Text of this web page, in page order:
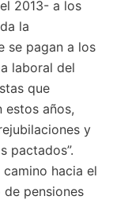
2013- a los
la
se pagan a los
laboral del
que
estos años,
y
pactados”.
hacia el
pensiones